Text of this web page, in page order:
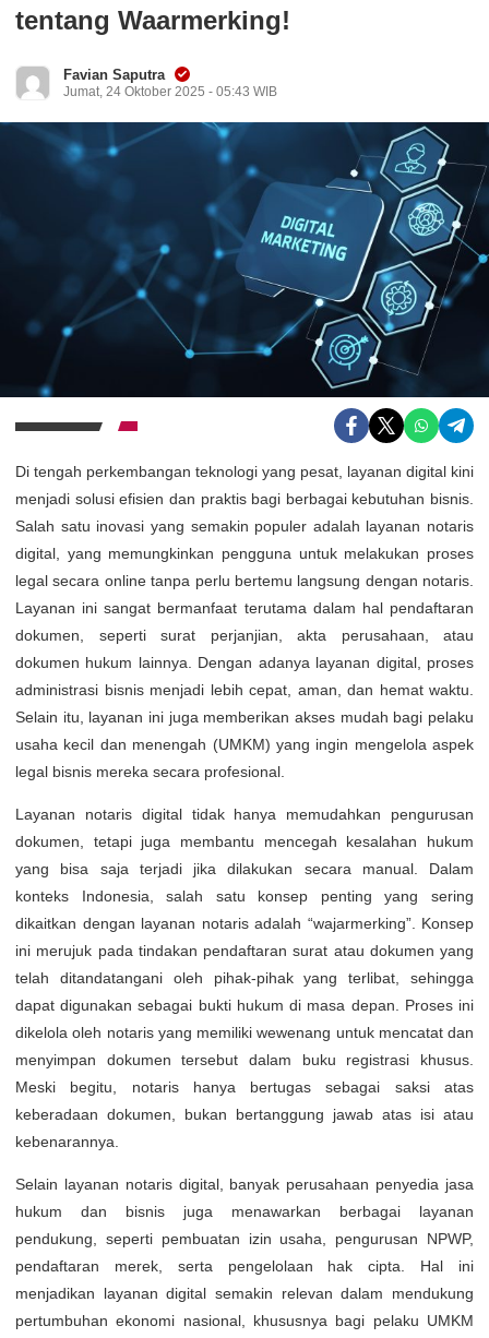
tentang Waarmerking!
Favian Saputra
Jumat, 24 Oktober 2025 - 05:43 WIB
Di tengah perkembangan teknologi yang pesat, layanan digital kini
menjadi solusi efisien dan praktis bagi berbagai kebutuhan bisnis.
Salah satu inovasi yang semakin populer adalah layanan notaris
digital, yang memungkinkan pengguna untuk melakukan proses
legal secara online tanpa perlu bertemu langsung dengan notaris.
Layanan ini sangat bermanfaat terutama dalam hal pendaftaran
dokumen, seperti surat perjanjian, akta perusahaan, atau
dokumen hukum lainnya. Dengan adanya layanan digital, proses
administrasi bisnis menjadi lebih cepat, aman, dan hemat waktu.
Selain itu, layanan ini juga memberikan akses mudah bagi pelaku
usaha kecil dan menengah (UMKM) yang ingin mengelola aspek
legal bisnis mereka secara profesional.
Layanan notaris digital tidak hanya memudahkan pengurusan
dokumen, tetapi juga membantu mencegah kesalahan hukum
yang bisa saja terjadi jika dilakukan secara manual. Dalam
konteks Indonesia, salah satu konsep penting yang sering
dikaitkan dengan layanan notaris adalah “wajarmerking”. Konsep
ini merujuk pada tindakan pendaftaran surat atau dokumen yang
telah ditandatangani oleh pihak-pihak yang terlibat, sehingga
dapat digunakan sebagai bukti hukum di masa depan. Proses ini
dikelola oleh notaris yang memiliki wewenang untuk mencatat dan
menyimpan dokumen tersebut dalam buku registrasi khusus.
Meski begitu, notaris hanya bertugas sebagai saksi atas
keberadaan dokumen, bukan bertanggung jawab atas isi atau
kebenarannya.
Selain layanan notaris digital, banyak perusahaan penyedia jasa
hukum dan bisnis juga menawarkan berbagai layanan
pendukung, seperti pembuatan izin usaha, pengurusan NPWP,
pendaftaran merek, serta pengelolaan hak cipta. Hal ini
menjadikan layanan digital semakin relevan dalam mendukung
pertumbuhan ekonomi nasional, khususnya bagi pelaku UMKM